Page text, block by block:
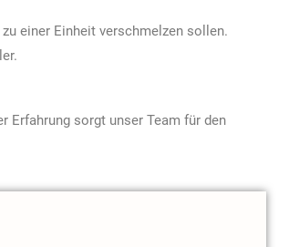
einer Einheit verschmelzen sollen.
Erfahrung sorgt unser Team für den